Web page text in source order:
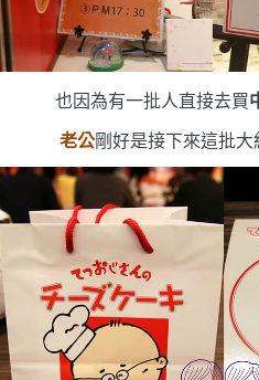
也因為有一批人直接去買
老公剛好是接下來這批大